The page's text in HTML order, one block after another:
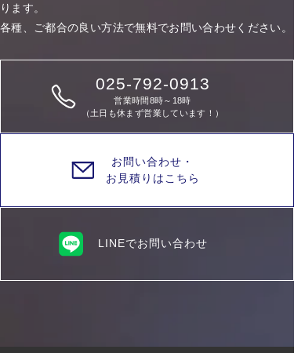
ります。
各種、ご都合の良い方法で無料でお問い合わせください。
025-792-0913
営業時間8時～18時
（土日も休まず営業しています！）
お問い合わせ・
お見積りはこちら
LINEでお問い合わせ